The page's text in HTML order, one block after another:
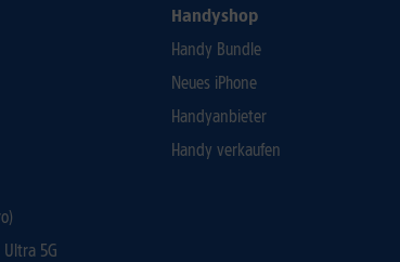
Ultra 5G
Handyshop
Handy Bundle
Neues iPhone
Handyanbieter
Handy verkaufen